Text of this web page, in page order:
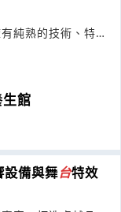
純熟的技術、特別
館
設備與舞台特效